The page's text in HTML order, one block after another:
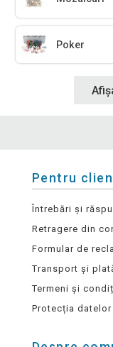
Poker
Pentru
Întrebări și
Retragere din
Formular de
Transport și
Termeni și
Protecția datelor